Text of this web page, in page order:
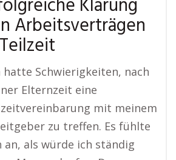
Klärung
Arbeitsverträgen
hatte Schwierigkeiten, nach
Elternzeit eine
mit meinem
zu treffen. Es fühlte
an, als würde ich ständig